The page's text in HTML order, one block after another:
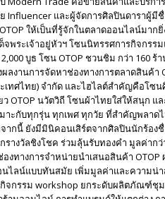
และผู้จัดการศิลปินดาราผู้มีชื่
ให้เป็นที่รู้จักในตลาดออนไลน์มา
พระเจ้าอยู่หัวฯ โซนนิทรรศการกิจกร
บูธ โซน OTOP ชวนชิม กว่า 160 ร้
ลงานการจัดหาช่องทางการตลาดสินค้า
ทศไทย) จำกัด และไฮไลต์สำคัญคือโซ
นวัตวิถี โซนผ้าไทยใส่ให้สนุก แ
ะกับทุกรุ่น ทุกเพศ ทุกวัย ที่สำคัญพลาด
กนี้ ยังมีมินิคอนเสิร์ตจากศิลปินนักร้อง
างวัลชิงโชค ร่วมลุ้นรับทองคำ มูลค่าก
ทางการจำหน่ายนำเสนอสินค้า
นไลน์แบบทันสมัย เพิ่มมูลค่าและความ
กรรม workshop ยกระดับผลิตภัณฑ์ชุ